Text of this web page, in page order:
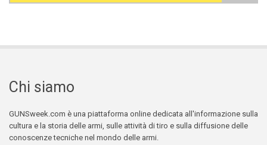
Chi siamo
GUNSweek.com è una piattaforma online dedicata all'informazione sulla
cultura e la storia delle armi, sulle attività di tiro e sulla diffusione delle
conoscenze tecniche nel mondo delle armi.